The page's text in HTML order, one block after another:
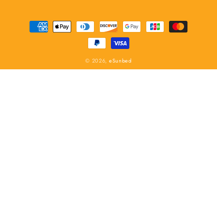
Zahlungsmethoden
© 2026, eSunbed